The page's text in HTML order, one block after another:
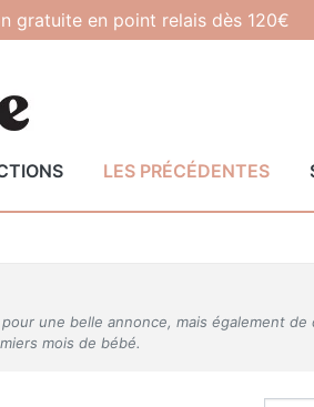
gratuite en point relais dès 120€
LES PRÉCÉDENTES
une belle annonce, mais également
mois de bébé.